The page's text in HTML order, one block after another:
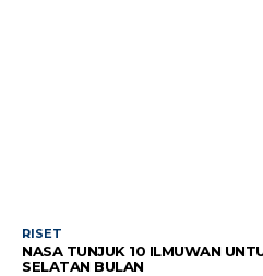
RISET
NASA TUNJUK 10 ILMUWAN
SELATAN BULAN